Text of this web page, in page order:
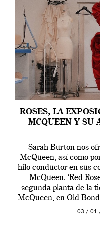
ROSES, LA
MCQUEEN Y SU
Sarah Burton nos
McQueen, así como
hilo conductor en sus
McQueen. ‘Red
segunda planta de la
McQueen, en Old
de 2019
03 / 01